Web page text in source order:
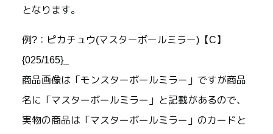
となります。
例?：ピカチュウ(マスターボールミラー)【C】
{025/165}_
商品画像は「モンスターボールミラー」ですが商品
名に「マスターボールミラー」と記載があるので、
実物の商品は「マスターボールミラー」のカードと